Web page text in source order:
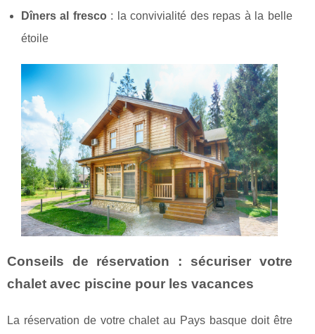
Dîners al fresco: la convivialité des repas à la belle
étoile
Conseils de réservation : sécuriser votre
chalet avec piscine pour les vacances
La réservation de votre chalet au Pays basque doit être